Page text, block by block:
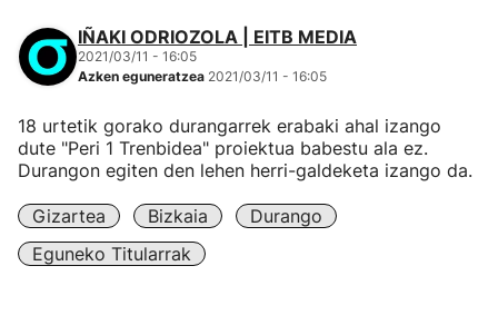
IÑAKI ODRIOZOLA | EITB MEDIA
2021/03/11 - 16:05
Azken eguneratzea 2021/03/11 - 16:05
18 urtetik gorako durangarrek erabaki ahal izango
dute "Peri 1 Trenbidea" proiektua babestu ala ez.
Durangon egiten den lehen herri-galdeketa izango da.
Gizartea Bizkaia
Durango
Eguneko Titularrak